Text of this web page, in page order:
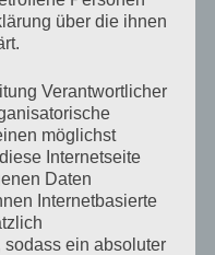
über die ihnen
Verantwortlicher
möglichst
Internetseite
Daten
Internetbasierte
ein absoluter